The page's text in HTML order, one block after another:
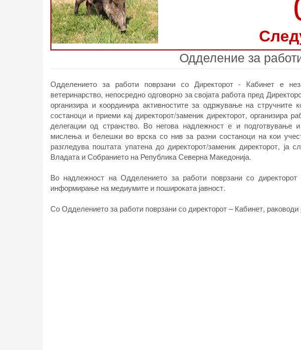
Одделение за
Одделението за работи поврзани со Директорот - Кабинет е
ветеринарство, непосредно одговорно за својата работа пред
организира и координира активностите за одржување на стручните
состаноци и приеми кај директорот/заменик директорот, организира
делегации од странство. Во негова надлежност е и подготвување
мислења и белешки во врска со нив за разни состаноци на кои
разгледува поштата упатена до директорот/заменик директорот, ја
Владата и Собранието на Република Северна Македонија.
Во надлежност на Одделението за работи поврзани со
информирање на медиумите и пошироката јавност.
Со Одделението за работи поврзани со директорот – Кабинет,